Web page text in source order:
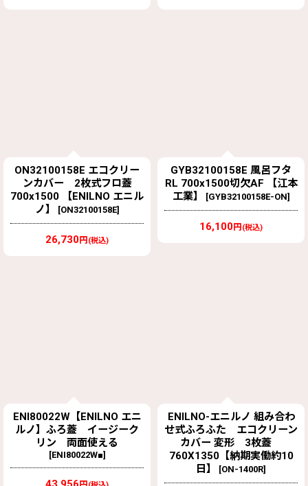
ON32100158E エコクリー
ンカバー 2枚式フロ蓋
700x1500 【ENILNO エニル
ノ】
[ON32100158E]
26,730円 (税込)
GYB32100158E 風呂フタ
RL 700x1500切欠AF 【江本
工業】
[GYB32100158E-ON]
16,100円 (税込)
ENI80022W【ENILNO エニ
ルノ】ふろ蓋 イージーク
リン 両面使える
[ENI80022W■]
ENILNO-エニルノ 組み合わ
せ式ふろふた エコクリーン
カバー 変形 3枚蓋
760X1350【納期実働約10
日】
[ON-1400R]